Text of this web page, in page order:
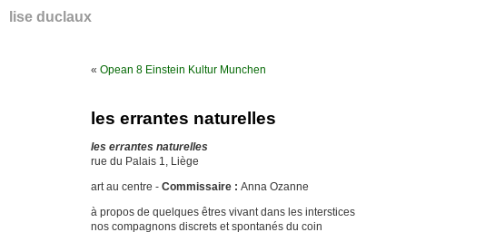
lise duclaux
« Opean 8 Einstein Kultur Munchen
les errantes naturelles
les errantes naturelles
rue du Palais 1, Liège
art au centre - Commissaire : Anna Ozanne
à propos de quelques êtres vivant dans les interstices
nos compagnons discrets et spontanés du coin